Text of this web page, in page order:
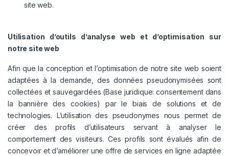
site web.
Utilisation d’outils d’analyse web et d’optimisation sur
notre site web
Afin que la conception et l’optimisation de notre site web soient
adaptées à la demande, des données pseudonymisées sont
collectées et sauvegardées (Base juridique: consentement dans
la bannière des cookies) par le biais de solutions et de
technologies. L’utilisation des pseudonymes nous permet de
créer des profils d’utilisateurs servant à analyser le
comportement des visiteurs. Ces profils sont évalués afin de
concevoir et d’améliorer une offre de services en ligne adaptée